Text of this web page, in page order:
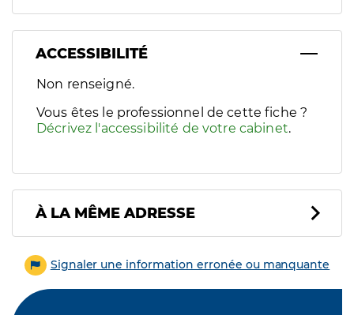
ACCESSIBILITÉ
Filtres
Sélectionnez un ou plusieurs handicaps/besoins
Non renseigné.
Vous êtes le professionnel de cette fiche ?
Décrivez l'accessibilité de votre cabinet.
À LA MÊME ADRESSE
Signaler une information erronée ou manquante